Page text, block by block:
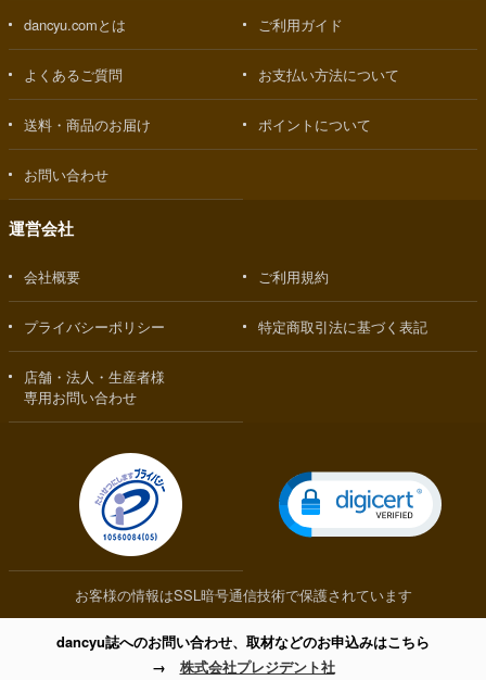
dancyu.comとは ご利用ガイド
よくあるご質問 お支払い方法について
送料・商品のお届け ポイントについて
お問い合わせ
運営会社
会社概要 ご利用規約
プライバシーポリシー 特定商取引法に基づく表記
店舗・法人・生産者様
専用お問い合わせ
お客様の情報はSSL暗号通信技術で保護されています
dancyu誌へのお問い合わせ、取材などのお申込みはこちら
→ 株式会社プレジデント社